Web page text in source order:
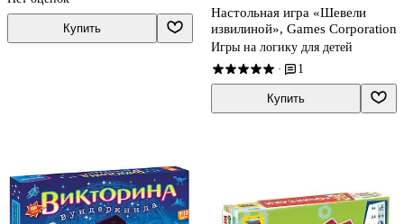
Купить
Настольная игра «Шевели
извилиной», Games Corporation
Игры на логику для детей
· 1
Купить